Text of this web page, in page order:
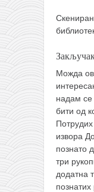
Можда
надам
бити од
извора
познато
три
додатна
познатих